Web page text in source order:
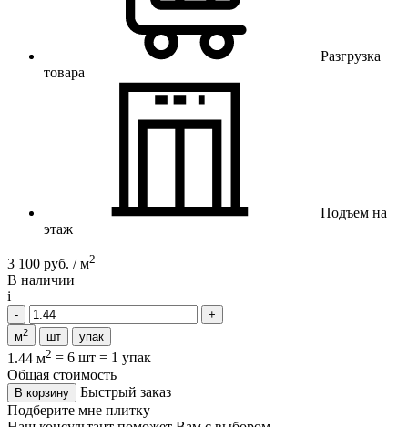
Разгрузка
товара
Подъем на
этаж
3 100 руб. / м2
В наличии
i
м2 шт упак
1.44 м2 = 6 шт = 1 упак
Общая стоимость
В корзину
Быстрый заказ
Подберите мне плитку